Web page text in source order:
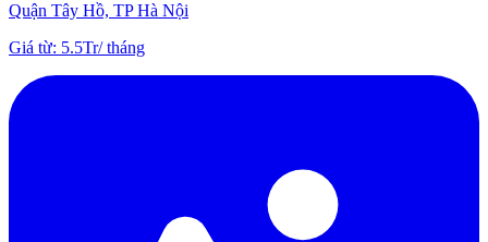
Quận Tây Hồ, TP Hà Nội
Giá từ: 5.5Tr/tháng